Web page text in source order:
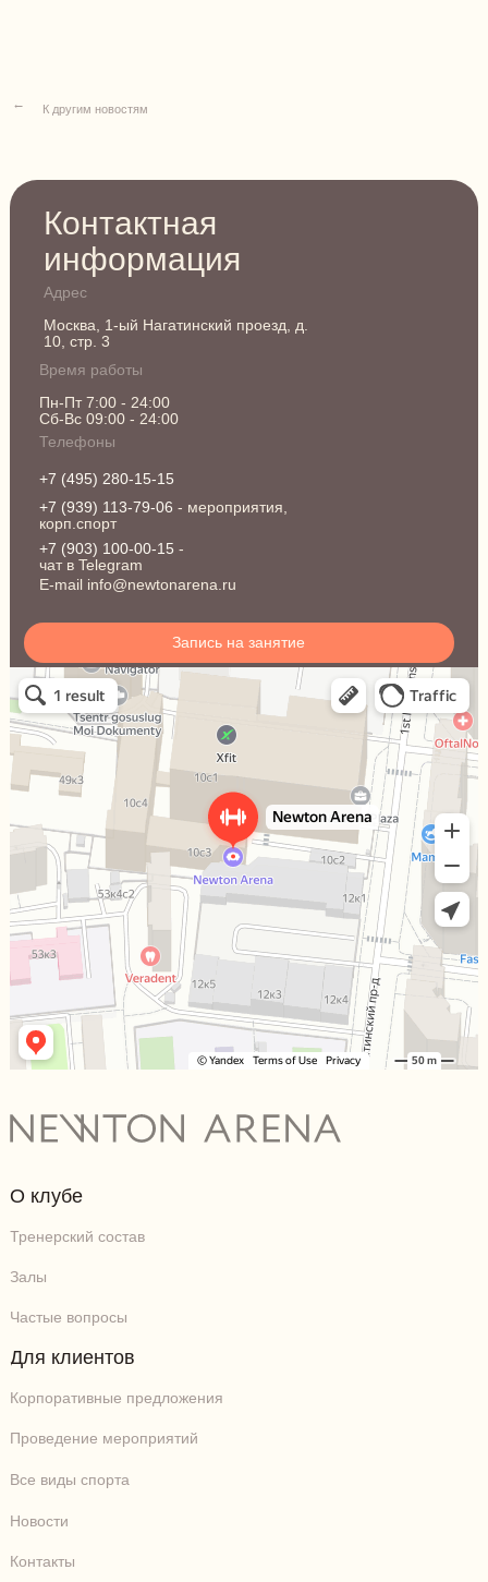
→ К другим новостям
+7 (495) 280-15-15
+7 (939) 113-79-06 - мероприятия,
корп.спорт
Время работы
Пн-Пт 7:00 - 24:00
Сб-Вс 09:00 - 24:00
+7 (903) 100-00-15 -
чат в Telegram
Адрес
Москва, 1-ый Нагатинский проезд, д.
10, стр. 3
Контактная
информация
Запись на занятие
Ньютон Арена
Спортивный клуб, секция в Москве
Сквош-клуб в Москве
E-mail info@newtonarena.ru
Телефоны
О клубе
Тренерский состав
Залы
Частые вопросы
Для клиентов
Корпоративные предложения
Проведение мероприятий
Все виды спорта
Новости
Контакты